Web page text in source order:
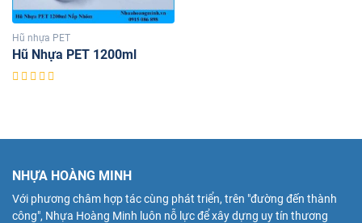
Hũ nhựa PET
Hũ Nhựa PET 1200ml
NHỰA HOÀNG MINH
Với phương châm hợp tác cùng phát triển, trên "đường đến thành
công", Nhựa Hoàng Minh luôn nỗ lực để xây dựng uy tín thương